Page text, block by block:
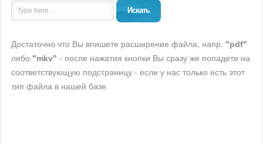
Искать
Достаточно что Вы впишете расширение файла, напр. "pdf"
либо "mkv" - после нажатия кнопки Вы сразу же попадете на
соответствующую подстраницу - если у нас только есть этот
тип файла в нашей базе.